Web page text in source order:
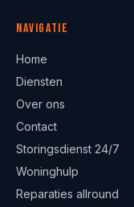
Navigatie
Home
Diensten
Over ons
Contact
Storingsdienst 24/7
Woninghulp
Reparaties allround